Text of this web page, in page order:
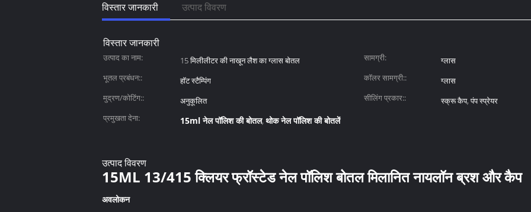
विस्तार जानकारी उत्पाद विवरण
विस्तार जानकारी
उत्पाद का नाम: 15 मिलीलीटर की नाखून लैश का ग्लास बोतल सामग्री:
ग्लास
भूतल प्रबंधन::
हॉट स्टैम्पिंग कॉलर सामग्री::
ग्लास
मुद्रण/कोटिंग::
अनुकूलित सीलिंग प्रकार::
स्क्रू कैप, पंप स्प्रेयर
प्रमुखता देना:
15ml नेल पॉलिश की बोतल, थोक नेल पॉलिश की बोतलें
उत्पाद विवरण
15ML 13/415 क्लियर फ्रॉस्टेड नेल पॉलिश बोतल मिलानित नायलॉन ब्रश और कैप
अवलोकन